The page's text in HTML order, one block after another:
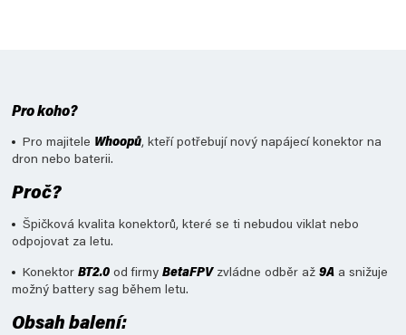
Pro koho?
Pro majitele Whoopů, kteří potřebují nový napájecí konektor na
dron nebo baterii.
Proč?
Špičková kvalita konektorů, které se ti nebudou viklat nebo
odpojovat za letu.
Konektor BT2.0 od firmy BetaFPV zvládne odběr až 9A a snižuje
možný battery sag během letu.
Obsah balení: